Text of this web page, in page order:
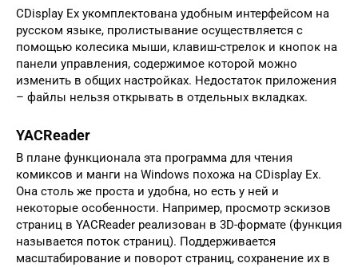
CDisplay Ex укомплектована удобным интерфейсом на
русском языке, пролистывание осуществляется с
помощью колесика мыши, клавиш-стрелок и кнопок на
панели управления, содержимое которой можно
изменить в общих настройках. Недостаток приложения
– файлы нельзя открывать в отдельных вкладках.
YACReader
В плане функционала эта программа для чтения
комиксов и манги на Windows похожа на CDisplay Ex.
Она столь же проста и удобна, но есть у ней и
некоторые особенности. Например, просмотр эскизов
страниц в YACReader реализован в 3D-формате (функция
называется поток страниц). Поддерживается
масштабирование и поворот страниц, сохранение их в